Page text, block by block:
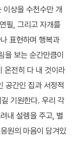
상을 수천수만 개
필, 그리고 자개를
표현하며 행복과
을 보는 순간만큼이
온전히 다 내 것이라
공간인 집과 서정적
길 기원한다. 우리 각
내 설렘을 주고, 별
원의 마음이 담겨있